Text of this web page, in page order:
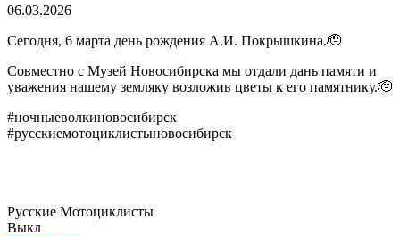
06.03.2026
Сегодня, 6 марта день рождения А.И. Покрышкина.🫡
Совместно с Музей Новосибирска мы отдали дань памяти и
уважения нашему земляку возложив цветы к его памятнику.🫡
#ночныеволкиновосибирск
#русскиемотоциклистыновосибирск
Русские Мотоциклисты
Выкл